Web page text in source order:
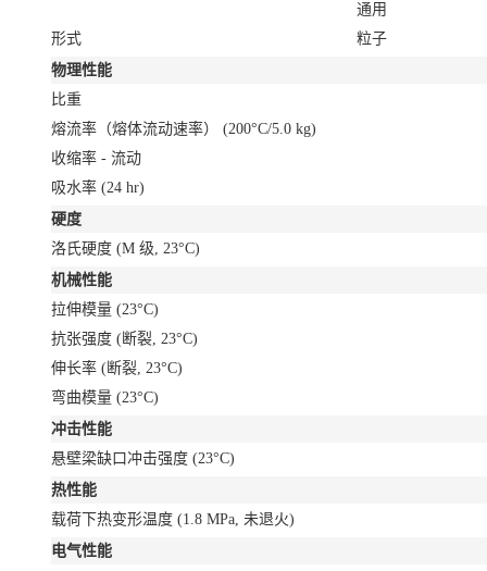
通用
形式
粒子
物理性能
比重
熔流率（熔体流动速率） (200°C/5.0 kg)
收缩率 - 流动
吸水率 (24 hr)
硬度
洛氏硬度 (M 级, 23°C)
机械性能
拉伸模量 (23°C)
抗张强度 (断裂, 23°C)
伸长率 (断裂, 23°C)
弯曲模量 (23°C)
冲击性能
悬壁梁缺口冲击强度 (23°C)
热性能
载荷下热变形温度 (1.8 MPa, 未退火)
电气性能